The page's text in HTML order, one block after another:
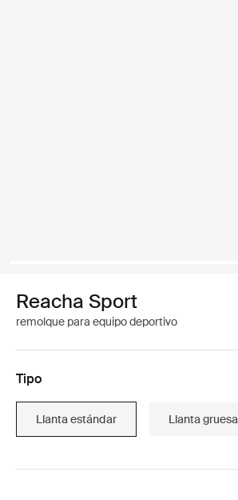
Reacha Sport
remolque para equipo deportivo
Tipo
Llanta estándar Llanta gruesa